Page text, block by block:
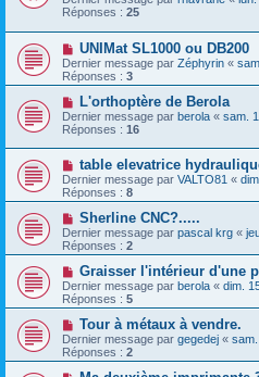
Réponses : 25
UNIMat SL1000 ou DB200
Dernier message par Zéphyrin «
Réponses : 3
L'orthoptère de Berola
Dernier message par berola « sam.
Réponses : 16
table elevatrice
Dernier message par VALTO81 «
Réponses : 8
Sherline CNC?.....
Dernier message par pascal krg «
Réponses : 2
Graisser l'intérieur d'une
Dernier message par berola « dim.
Réponses : 5
Tour à métaux à vendre.
Dernier message par gegedej «
Réponses : 2